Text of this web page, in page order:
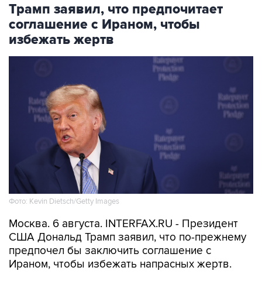
Трамп заявил, что предпочитает
соглашение с Ираном, чтобы
избежать жертв
Фото: Kevin Dietsch/Getty Images
Москва. 6 августа. INTERFAX.RU - Президент
США Дональд Трамп заявил, что по-прежнему
предпочел бы заключить соглашение с
Ираном, чтобы избежать напрасных жертв.